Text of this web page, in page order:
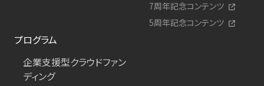
7周年記念コンテンツ
5周年記念コンテンツ
プログラム
企業支援型クラウドファン
ディング